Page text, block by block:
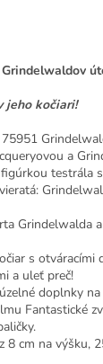
jeho kočiari!
a
testrála
Grindelwalda
s
a uleť preč!
doplnky
Fantastické
8 cm na výšku,